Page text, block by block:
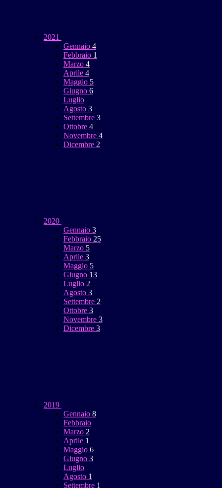
2021
Gennaio 4
Febbraio 1
Marzo 4
Aprile 4
Maggio 5
Giugno 6
Luglio
Agosto 3
Settembre 3
Ottobre 4
Novembre 4
Dicembre 2
2020
Gennaio 3
Febbraio 25
Marzo 5
Aprile 3
Maggio 5
Giugno 13
Luglio 2
Agosto 3
Settembre 2
Ottobre 3
Novembre 3
Dicembre 3
2019
Gennaio 8
Febbraio
Marzo 2
Aprile 1
Maggio 6
Giugno 3
Luglio
Agosto 1
Settembre 1